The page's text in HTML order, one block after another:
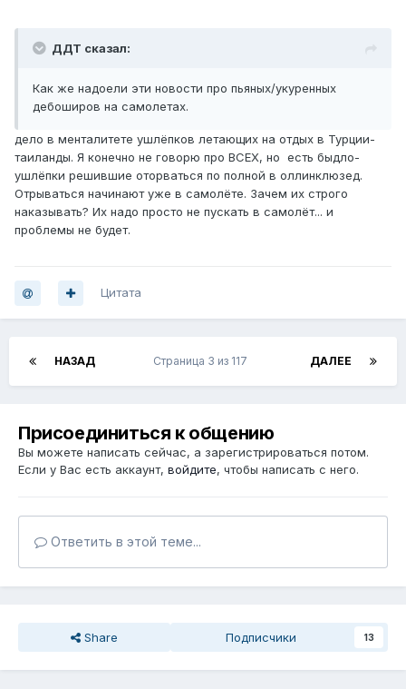
ДДТ сказал:
Как же надоели эти новости про пьяных/укуренных
дебоширов на самолетах.
дело в менталитете ушлёпков летающих на отдых в Турции-
таиланды. Я конечно не говорю про ВСЕХ, но есть быдло-
ушлёпки решившие оторваться по полной в оллинклюзед.
Отрываться начинают уже в самолёте. Зачем их строго
наказывать? Их надо просто не пускать в самолёт... и
проблемы не будет.
Цитата
НАЗАД ДАЛЕЕ
Страница 3 из 117
Присоединиться к общению
Вы можете написать сейчас, а зарегистрироваться потом.
Если у Вас есть аккаунт, войдите, чтобы написать с него.
Ответить в этой теме...
Share Подписчики 13